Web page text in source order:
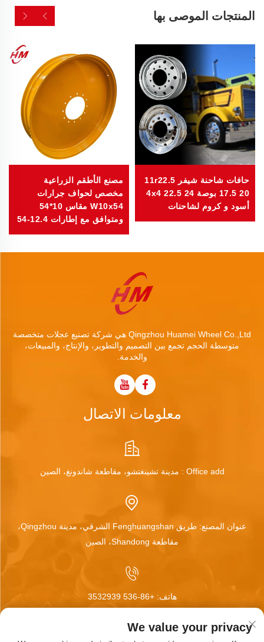
المنتجات الموصى بها
حافات شاحنة شيفر 11r22.5
17.5 20 بوصة 24 22.5 4x4
أسود و كروم لشاحنات
مصنع الأطقم الزراعية
مخصص لحواف جرارات
W10x54 مقاس 10*54
ومتوافق مع إطارات 12.4-54
Qingzhou Huamei Wheel Co.,Ltd هي شركة تصنيع عجلات متخصصة
متوسطة الحجم تجمع بين التصميم والتطوير، والإنتاج، والمبيعات،
والخدمة.
معلومات الاتصال
Office add : مدينة تشينغتشو، مقاطعة شاندونغ، الصين
عنوان المصنع: طريق Fenghuangshan الشرقي، مدينة Qingzhou،
مقاطعة Shandong، الصين
هاتف: +86-536 3532939
We value your privacy